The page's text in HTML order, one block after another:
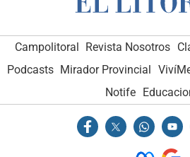
Campolitoral Revista Nosotros
Podcasts Mirador Provincial
Notife